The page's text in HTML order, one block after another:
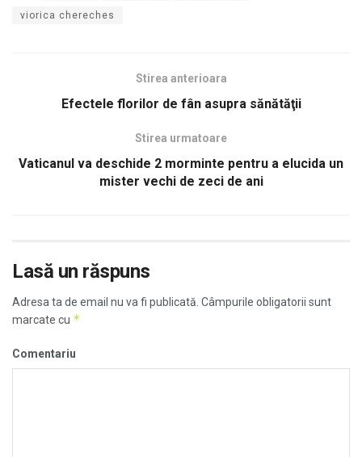
viorica chereches
Stirea anterioara
Efectele florilor de fân asupra sănătăţii
Stirea urmatoare
Vaticanul va deschide 2 morminte pentru a elucida un
mister vechi de zeci de ani
Lasă un răspuns
Adresa ta de email nu va fi publicată. Câmpurile obligatorii sunt
marcate cu *
Comentariu